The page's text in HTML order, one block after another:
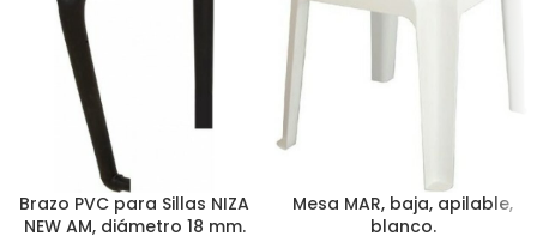
Brazo PVC para Sillas NIZA
NEW AM, diámetro 18 mm.
Mesa MAR, baja, apilable,
blanco.